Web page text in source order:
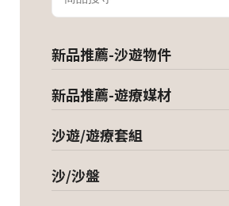
新品推薦-沙遊物件
新品推薦-遊療媒材
沙遊/遊療套組
沙/沙盤